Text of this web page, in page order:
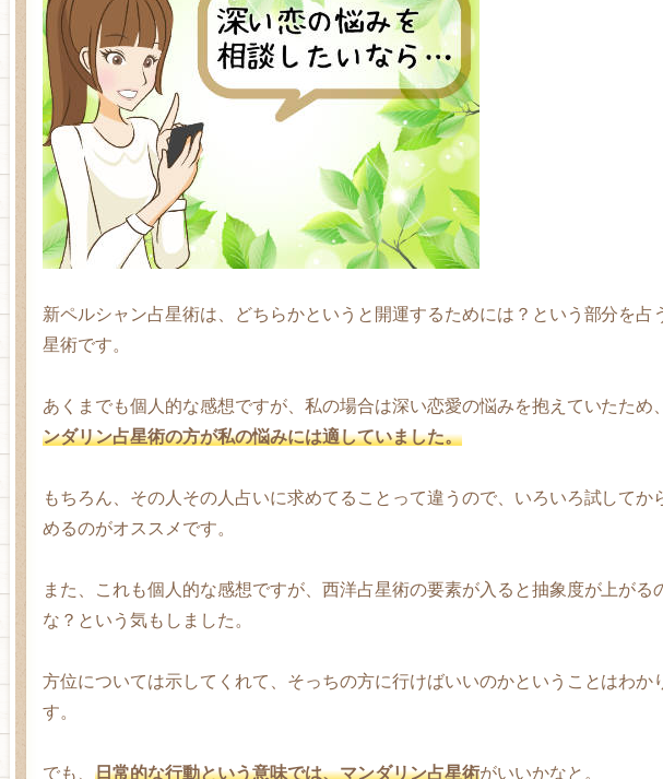
新ペルシャン占星術は、どちらかというと開運するためには？という部分を占
星術です。
あくまでも個人的な感想ですが、私の場合は深い恋愛の悩みを抱えていたため
ンダリン占星術の方が私の悩みには適していました。
もちろん、その人その人占いに求めてることって違うので、いろいろ試してか
めるのがオススメです。
また、これも個人的な感想ですが、西洋占星術の要素が入ると抽象度が上がる
な？という気もしました。
方位については示してくれて、そっちの方に行けばいいのかということはわか
す。
でも、 日常的な行動という意味では、マンダリン占星術がいいかなと。